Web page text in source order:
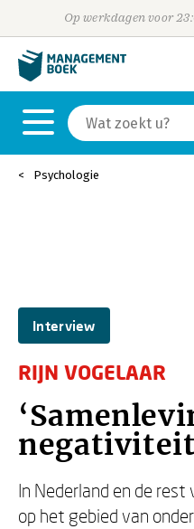
Op werkdagen voor
Psychologie
Interview
RIJN VOGELAAR
In Nederland en de
op het gebied van